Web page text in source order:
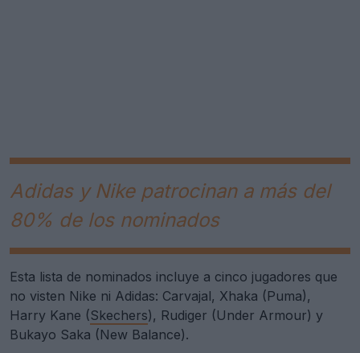
Adidas y Nike patrocinan a más del
80% de los nominados
Esta lista de nominados incluye a cinco jugadores que
no visten Nike ni Adidas: Carvajal, Xhaka (Puma),
Harry Kane (Skechers), Rudiger (Under Armour) y
Bukayo Saka (New Balance).